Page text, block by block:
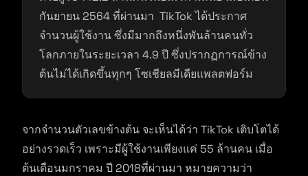
กันยายน 2564 ที่ผ่านมา TikTok ได้ประกาศ
จำนวนผู้ใช้งาน ซึ่งมีมากถึงหนึ่งพันล้านคนทั่ว
โลกภายในระยะเวลา 4.9 ปี ซึ่งปรากฏการณ์ข้าง
ต้นไม่ได้เกิดขึ้นทุกๆ โซเชียลมีเดียแพลตฟอร์ม
จากจำนวนตัวเลขข้างต้น จะเห็นได้ว่า TikTok เติบโตได้
อย่างรวดเร็ว เพราะมีผู้ใช้งานเพียงแค่ 55 ล้านคน เมื่อ
ต้นเดือนมกราคม ปี 2018ที่ผ่านมา หมายความว่า